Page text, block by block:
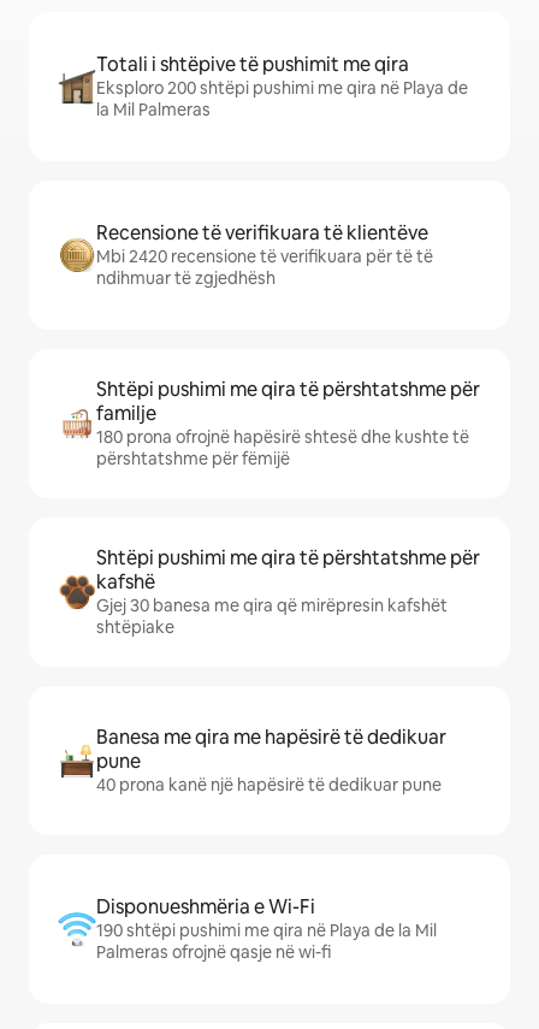
Totali i shtëpive të pushimit me qira
Eksploro 200 shtëpi pushimi me qira në Playa de
la Mil Palmeras
Recensione të verifikuara të klientëve
Mbi 2420 recensione të verifikuara për të të
ndihmuar të zgjedhësh
Shtëpi pushimi me qira të përshtatshme për
familje
180 prona ofrojnë hapësirë shtesë dhe kushte të
përshtatshme për fëmijë
Shtëpi pushimi me qira të përshtatshme për
kafshë
Gjej 30 banesa me qira që mirëpresin kafshët
shtëpiake
Banesa me qira me hapësirë të dedikuar
pune
40 prona kanë një hapësirë të dedikuar pune
Disponueshmëria e Wi-Fi
190 shtëpi pushimi me qira në Playa de la Mil
Palmeras ofrojnë qasje në wi-fi